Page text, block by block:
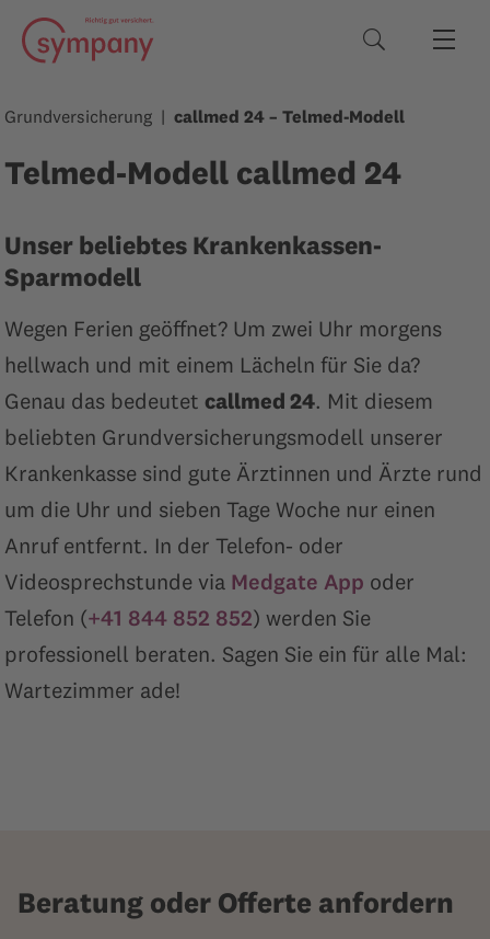
Suchbegriffe
Grundversicherung callmed 24 – Telmed-Modell
Telmed-Modell callmed 24
Unser beliebtes Krankenkassen-
Sparmodell
Wegen Ferien geöffnet? Um zwei Uhr morgens
hellwach und mit einem Lächeln für Sie da?
Genau das bedeutet callmed 24. Mit diesem
beliebten Grundversicherungsmodell unserer
Krankenkasse sind gute Ärztinnen und Ärzte rund
um die Uhr und sieben Tage Woche nur einen
Anruf entfernt. In der Telefon- oder
Videosprechstunde via Medgate App oder
Telefon (+41 844 852 852) werden Sie
professionell beraten. Sagen Sie ein für alle Mal:
Wartezimmer ade!
Beratung oder Offerte anfordern